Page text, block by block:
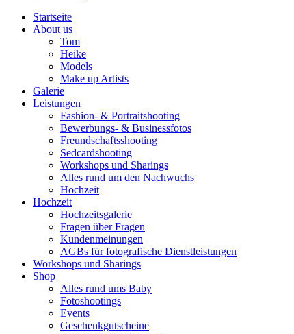
Startseite
About us
Tom
Heike
Models
Make up Artists
Galerie
Leistungen
Fashion- & Portraitshooting
Bewerbungs- & Businessfotos
Freundschaftsshooting
Sedcardshooting
Workshops und Sharings
Alles rund um den Nachwuchs
Hochzeit
Hochzeit
Hochzeitsgalerie
Fragen über Fragen
Kundenmeinungen
AGBs für fotografische Dienstleistungen
Workshops und Sharings
Shop
Alles rund ums Baby
Fotoshootings
Events
Geschenkgutscheine